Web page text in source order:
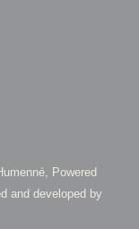
Powered
and developed by